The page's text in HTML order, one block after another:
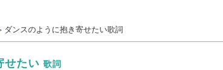
ダンスのように抱き寄せたい歌詞
せたい 歌詞